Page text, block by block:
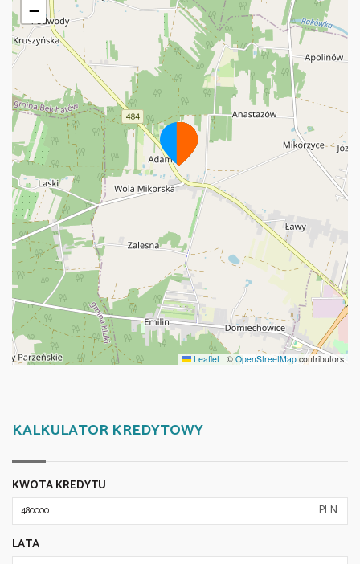
−
Leaflet | © OpenStreetMap contributors
KALKULATOR KREDYTOWY
KWOTA KREDYTU
PLN
LATA